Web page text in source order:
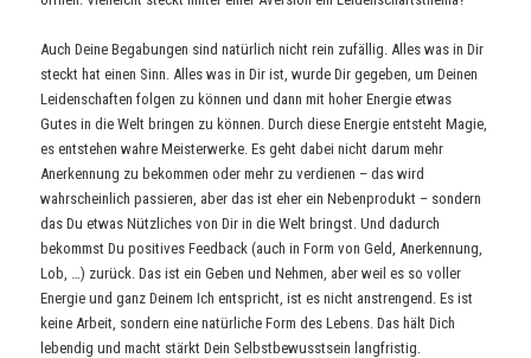
Auch Deine Begabungen sind natürlich nicht rein zufällig. Alles was in Dir
steckt hat einen Sinn. Alles was in Dir ist, wurde Dir gegeben, um Deinen
Leidenschaften folgen zu können und dann mit hoher Energie etwas
Gutes in die Welt bringen zu können. Durch diese Energie entsteht Magie,
es entstehen wahre Meisterwerke. Es geht dabei nicht darum mehr
Anerkennung zu bekommen oder mehr zu verdienen – das wird
wahrscheinlich passieren, aber das ist eher ein Nebenprodukt – sondern
das Du etwas Nützliches von Dir in die Welt bringst. Und dadurch
bekommst Du positives Feedback (auch in Form von Geld, Anerkennung,
Lob, …) zurück. Das ist ein Geben und Nehmen, aber weil es so voller
Energie und ganz Deinem Ich entspricht, ist es nicht anstrengend. Es ist
keine Arbeit, sondern eine natürliche Form des Lebens. Das hält Dich
lebendig und macht stärkt Dein Selbstbewusstsein langfristig.